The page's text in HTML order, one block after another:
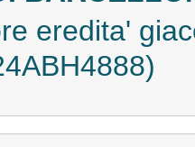
eredita'